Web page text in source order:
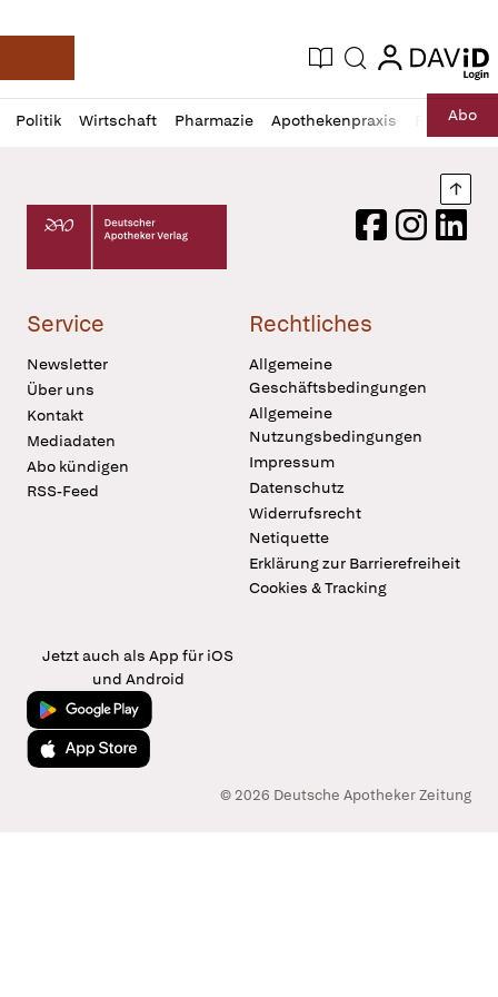
Deutsche Apotheker Zeitung
Aktuelle Ausgabe
Suche login
login
Politik Wirtschaft Pharmazie Apothekenpraxis RechtAbo
Profil
öffnen
Daz
Pur
Deutscher Apotheker Verlag Logo
FacebookInstagram
Service
Newsletter
Über uns
Kontakt
Mediadaten
Abo kündigen
RSS-Feed
Rechtliches
Allgemeine
Geschäftsbedingungen
Allgemeine
Nutzungsbedingungen
Impressum
Datenschutz
Widerrufsrecht
Netiquette
Erklärung zur Barrierefreiheit
Cookies & Tracking
Jetzt auch als App für iOS
und Android
Jetzt bei Google Play
Laden im App Store
© 2026 Deutsche Apotheker Zeitung